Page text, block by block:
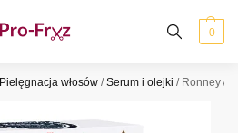
0
Pielęgnacja włosów /Serum i olejki / Ronney